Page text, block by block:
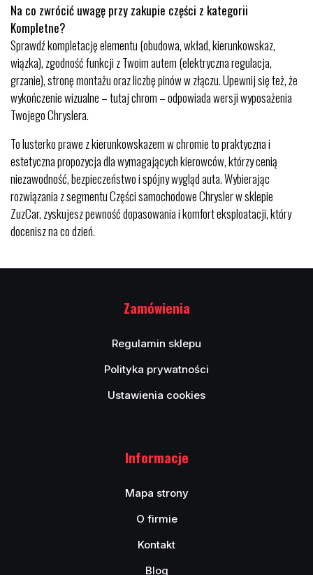
Na co zwrócić uwagę przy zakupie części z kategorii
Kompletne?
Sprawdź kompletację elementu (obudowa, wkład, kierunkowskaz,
wiązka), zgodność funkcji z Twoim autem (elektryczna regulacja,
grzanie), stronę montażu oraz liczbę pinów w złączu. Upewnij się też, że
wykończenie wizualne – tutaj chrom – odpowiada wersji wyposażenia
Twojego Chryslera.
To lusterko prawe z kierunkowskazem w chromie to praktyczna i
estetyczna propozycja dla wymagających kierowców, którzy cenią
niezawodność, bezpieczeństwo i spójny wygląd auta. Wybierając
rozwiązania z segmentu Części samochodowe Chrysler w sklepie
ZuzCar, zyskujesz pewność dopasowania i komfort eksploatacji, który
docenisz na co dzień.
Zamówienia
Regulamin sklepu
Polityka prywatności
Ustawienia cookies
Informacje
Mapa strony
O firmie
Kontakt
Blog